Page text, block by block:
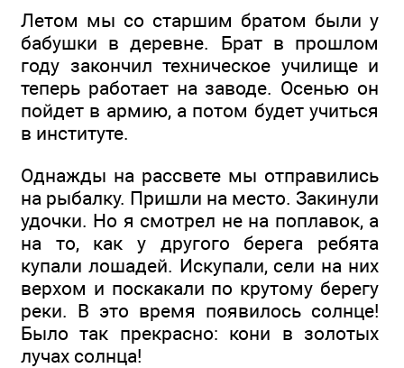
Летом мы со старшим братом были у
бабушки в деревне. Брат в прошлом
году закончил техническое училище и
теперь работает на заводе. Осенью он
пойдет в армию, а потом будет учиться
в институте.
Однажды на рассвете мы отправились
на рыбалку. Пришли на место. Закинули
удочки. Но я смотрел не на поплавок, а
на то, как у другого берега ребята
купали лошадей. Искупали, сели на них
верхом и поскакали по крутому берегу
реки. В это время появилось солнце!
Было так прекрасно: кони в золотых
лучах солнца!